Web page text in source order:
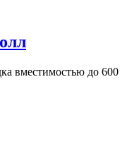
вместимостью до 600